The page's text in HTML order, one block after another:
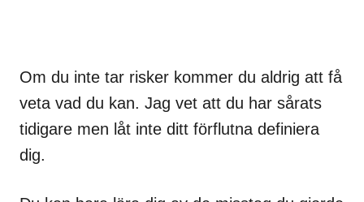
Om du inte tar risker kommer du aldrig att få
veta vad du kan. Jag vet att du har sårats
tidigare men låt inte ditt förflutna definiera
dig.